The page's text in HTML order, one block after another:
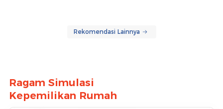
Rekomendasi Lainnya
Ragam Simulasi
Kepemilikan Rumah